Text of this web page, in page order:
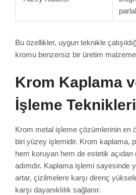
Bu özellikler, uygun teknikle
kromu benzersiz bir üretim
Krom Kaplama
İşleme
Krom metal işleme çözümlerinin en
biri yüzey işlemidir. Krom kaplama,
hem koruyan hem de estetik açıdan
adımdır. Kaplama işlemi sayesinde
artar, çizilmelere karşı direnç
karşı dayanıklılık sağlanır.